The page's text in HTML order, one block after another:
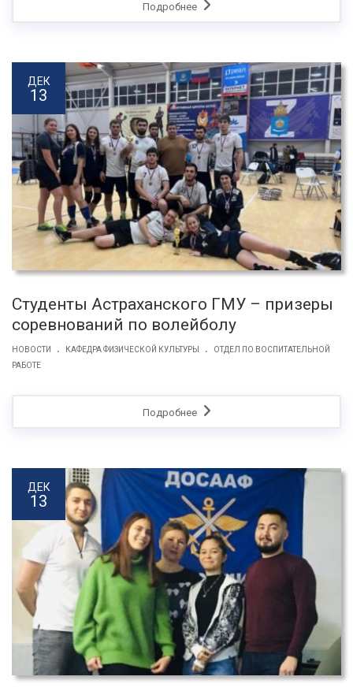
Подробнее
ДЕК
13
Студенты Астраханского ГМУ – призеры
соревнований по волейболу
НОВОСТИ . КАФЕДРА ФИЗИЧЕСКОЙ КУЛЬТУРЫ .
ОТДЕЛ ПО ВОСПИТАТЕЛЬНОЙ
РАБОТЕ
Подробнее
ДЕК
13